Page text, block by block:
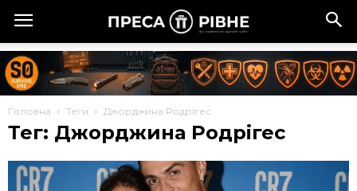
Головна Теги Джорджина Родрігес
Тег: Джорджина Родрігес